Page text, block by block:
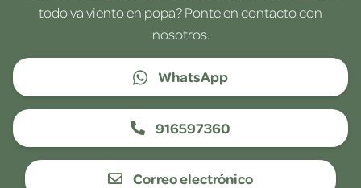
todo va viento en popa? Ponte en contacto con
nosotros.
WhatsApp
916597360
Correo electrónico